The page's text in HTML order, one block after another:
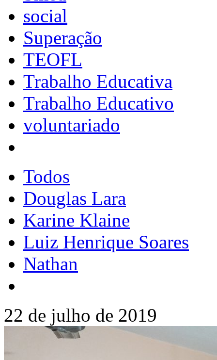
social
Superação
TEOFL
Trabalho Educativa
Trabalho Educativo
voluntariado
Todos
Douglas Lara
Karine Klaine
Luiz Henrique Soares
Nathan
22 de julho de 2019